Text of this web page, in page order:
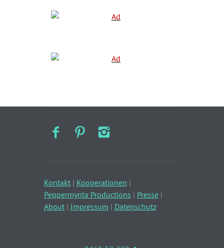
Kontakt| Kooperationen |
Peppermynta Productions | Presse|
About| Impressum | Datenschutz